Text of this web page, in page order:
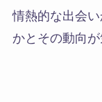
情熱的な出会
かとその動向が